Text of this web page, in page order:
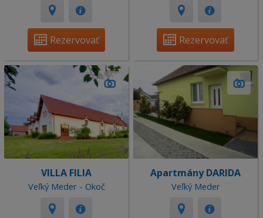
Rezervovať Rezervovať
VILLA FILIA
Veľký Meder - Okoč
Apartmány DARIDA
Veľký Meder